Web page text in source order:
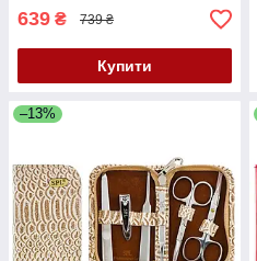
639 ₴ 739 ₴
Купити
–13%